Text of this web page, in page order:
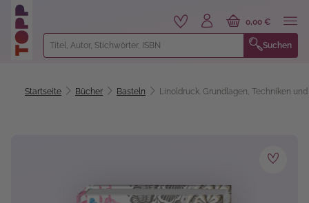
springen
Suchen
0,00 €
Startseite Bücher Basteln Linoldruck. Grundlagen, Techniken